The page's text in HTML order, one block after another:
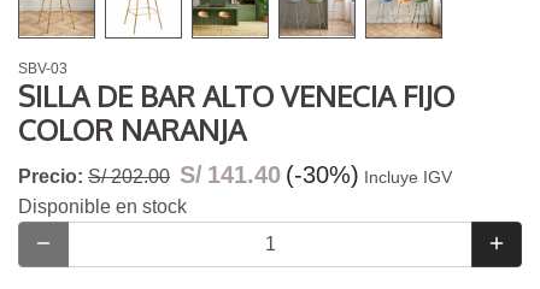
SBV-03
SILLA DE BAR ALTO VENECIA FIJO
COLOR NARANJA
Precio: S/ 202.00 S/ 141.40 (-30%) Incluye IGV
Disponible en stock